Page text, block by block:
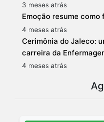
3 meses atrás
Emoção resume
4 meses atrás
Cerimônia do Jaleco:
carreira da
4 meses atrás